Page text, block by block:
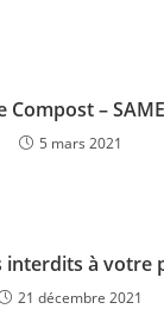
–
5 mars 2021
interdits à votre
21 décembre 2021